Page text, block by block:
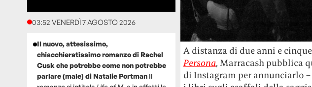
03:52 VENERDÌ 7 AGOSTO 2026
Il nuovo, attesissimo,
chiacchieratissimo romanzo di Rachel
Cusk che potrebbe come non potrebbe
parlare (male) di Natalie Portman Il
A distanza di due anni e
Persona, Marracash pubblica
di Instagram per annunciarlo –